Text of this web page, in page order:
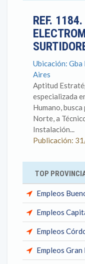
REF.
Ubicación:
Aires
Aptitud
especializada
Humano,
Norte, a
Instalación...
Publicación:
TOP
Empleos
Empleos
Empleos
Empleos